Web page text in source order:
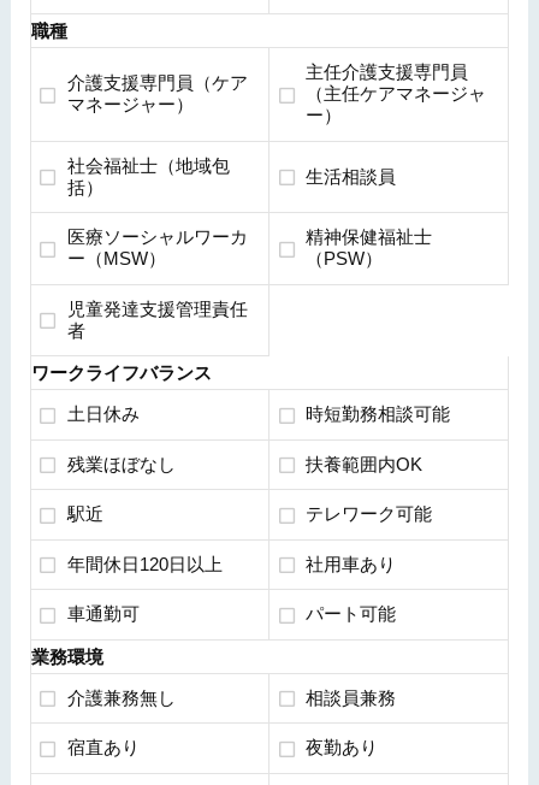
職種
介護支援専門員（ケア
マネージャー）
主任介護支援専門員
（主任ケアマネージャ
ー）
社会福祉士（地域包
括）
生活相談員
医療ソーシャルワーカ
ー（MSW）
精神保健福祉士
（PSW）
児童発達支援管理責任
者
ワークライフバランス
土日休み 時短勤務相談可能
残業ほぼなし 扶養範囲内OK
駅近 テレワーク可能
年間休日120日以上 社用車あり
車通勤可 パート可能
業務環境
介護兼務無し 相談員兼務
宿直あり 夜勤あり